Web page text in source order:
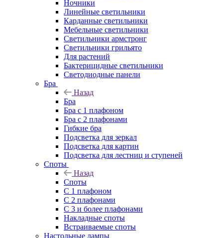
Ночники
Линейные светильники
Карданные светильники
Мебельные светильники
Светильники армстронг
Светильники грильято
Для растений
Бактерицидные светильники
Светодиодные панели
Бра
Назад
Бра
Бра с 1 плафоном
Бра с 2 плафонами
Гибкие бра
Подсветка для зеркал
Подсветка для картин
Подсветка для лестниц и ступеней
Споты
Назад
Споты
С 1 плафоном
С 2 плафонами
С 3 и более плафонами
Накладные споты
Встраиваемые споты
Настольные лампы